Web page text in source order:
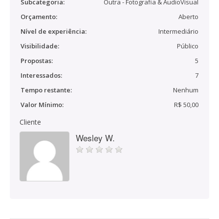
Subcategoria:
Outra - Fotografia & AudioVisual
Orçamento:
Aberto
Nível de experiência:
Intermediário
Visibilidade:
Público
Propostas:
5
Interessados:
7
Tempo restante:
Nenhum
Valor Mínimo:
R$ 50,00
Cliente
Wesley W.